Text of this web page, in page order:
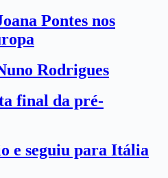
Pontes nos
Rodrigues
final da pré-
e seguiu para Itália